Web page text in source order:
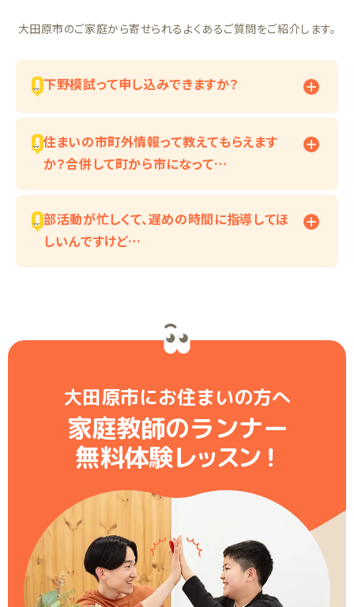
大田原市のご家庭から寄せられるよくあるご質問をご紹介します。
下野模試って申し込みできますか？
住まいの市町外情報って教えてもらえます
か？合併して町から市になって…
部活動が忙しくて、遅めの時間に指導してほ
しいんですけど…
大田原市にお住まいの方へ
家庭教師のランナー
無料体験レッスン！